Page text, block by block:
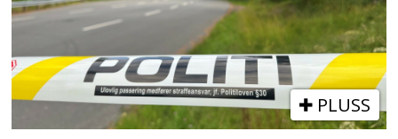
PLUSS